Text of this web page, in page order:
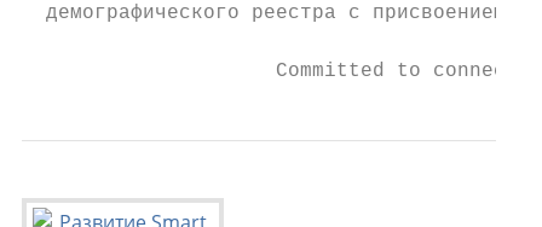
демографического реестра с присвоением
Committed to